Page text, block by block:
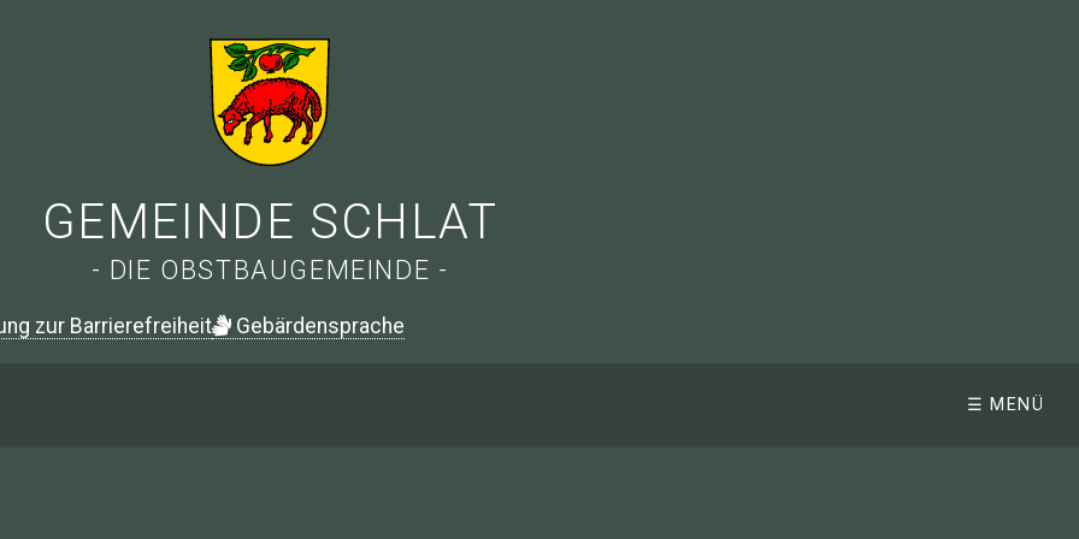
GEMEINDE SCHLAT
- DIE OBSTBAUGEMEINDE -
zur Barrierefreiheit Gebärdensprache
☰ MENÜ